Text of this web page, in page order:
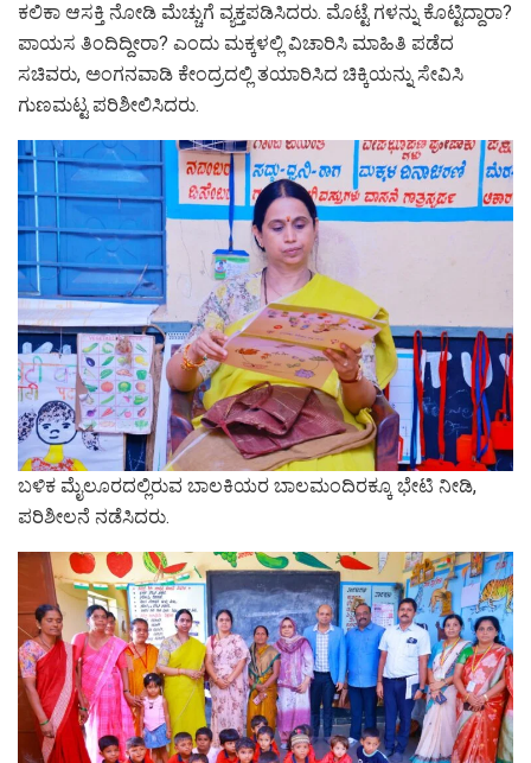
ಕಲಿಕಾ ಆಸಕ್ತಿ ನೋಡಿ ಮೆಚ್ಚುಗೆ ವ್ಯಕ್ತಪಡಿಸಿದರು. ಮೊಟ್ಟೆ ಗಳನ್ನು ಕೊಟ್ಟಿದ್ದಾರಾ?
ಪಾಯಸ ತಿಂದಿದ್ದೀರಾ? ಎಂದು ಮಕ್ಕಳಲ್ಲಿ ವಿಚಾರಿಸಿ ಮಾಹಿತಿ ಪಡೆದ
ಸಚಿವರು, ಅಂಗನವಾಡಿ ಕೇಂದ್ರದಲ್ಲಿ ತಯಾರಿಸಿದ ಚಿಕ್ಕಿಯನ್ನು ಸೇವಿಸಿ
ಗುಣಮಟ್ಟ ಪರಿಶೀಲಿಸಿದರು.
ಬಳಿಕ ಮೈಲೂರದಲ್ಲಿರುವ ಬಾಲಕಿಯರ ಬಾಲಮಂದಿರಕ್ಕೂ ಭೇಟಿ ನೀಡಿ,
ಪರಿಶೀಲನೆ ನಡೆಸಿದರು.